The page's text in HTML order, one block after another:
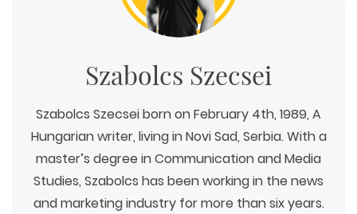
Szabolcs Szecsei
Szabolcs Szecsei born on February 4th, 1989, A
Hungarian writer, living in Novi Sad, Serbia. With a
master’s degree in Communication and Media
Studies, Szabolcs has been working in the news
and marketing industry for more than six years.